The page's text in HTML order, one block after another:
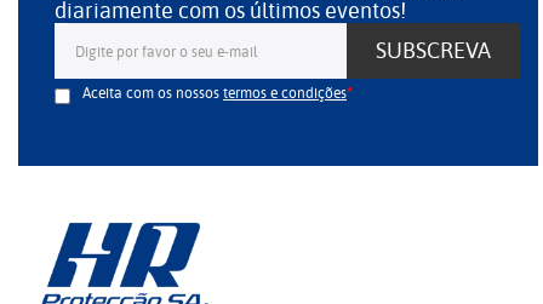
diariamente com os últimos eventos!
SUBSCREVA
Aceita com os nossostermos e condições